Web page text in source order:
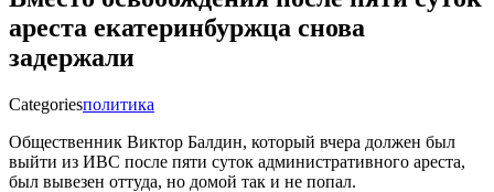
ареста екатеринбуржца снова
задержали
Categoriesполитика
Общественник Виктор Балдин, который вчера должен был
выйти из ИВС после пяти суток административного ареста,
был вывезен оттуда, но домой так и не попал.